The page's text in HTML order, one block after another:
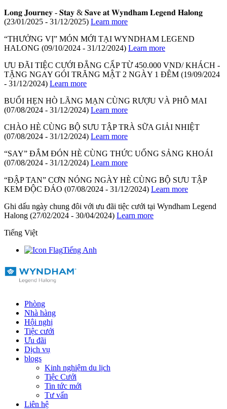
𝐋𝐨𝐧𝐠 𝐉𝐨𝐮𝐫𝐧𝐞𝐲 - 𝐒𝐭𝐚𝐲 & 𝐒𝐚𝐯𝐞 𝐚𝐭 𝐖𝐲𝐧𝐝𝐡𝐚𝐦 𝐋𝐞𝐠𝐞𝐧𝐝 𝐇𝐚𝐥𝐨𝐧𝐠
(23/01/2025 - 31/12/2025) Learn more
“THƯỞNG VỊ” MÓN MỚI TẠI WYNDHAM LEGEND
HALONG (09/10/2024 - 31/12/2024) Learn more
ƯU ĐÃI TIỆC CƯỚI ĐẲNG CẤP TỪ 450.000 VND/ KHÁCH -
TẶNG NGAY GÓI TRĂNG MẬT 2 NGÀY 1 ĐÊM (19/09/2024
- 31/12/2024) Learn more
BUỔI HẸN HÒ LÃNG MẠN CÙNG RƯỢU VÀ PHÔ MAI
(07/08/2024 - 31/12/2024) Learn more
CHÀO HÈ CÙNG BỘ SƯU TẬP TRÀ SỮA GIẢI NHIỆT
(07/08/2024 - 31/12/2024) Learn more
“SAY” ĐẮM ĐÓN HÈ CÙNG THỨC UỐNG SẢNG KHOÁI
(07/08/2024 - 31/12/2024) Learn more
“ĐẬP TAN” CƠN NÓNG NGÀY HÈ CÙNG BỘ SƯU TẬP
KEM ĐỘC ĐÁO (07/08/2024 - 31/12/2024) Learn more
Ghi dấu ngày chung đôi với ưu đãi tiệc cưới tại Wyndham Legend
Halong (27/02/2024 - 30/04/2024) Learn more
Tiếng Việt
Tiếng Anh
Phòng
Nhà hàng
Hội nghị
Tiệc cưới
Ưu đãi
Dịch vụ
blogs
Kinh nghiệm du lịch
Tiệc Cưới
Tin tức mới
Tư vấn
Liên hệ